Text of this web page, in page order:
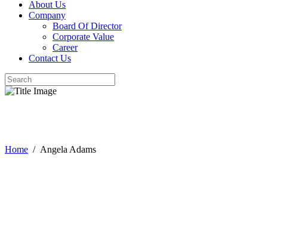
About Us
Company
Board Of Director
Corporate Value
Career
Contact Us
Home / Angela Adams